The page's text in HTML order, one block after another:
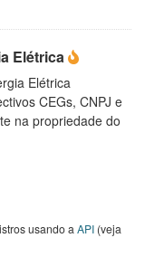
Elétrica
Elétrica
CEGs, CNPJ e
na propriedade do
usando a API (veja